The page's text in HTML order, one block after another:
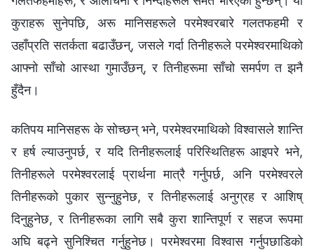
कुराहरू सुनेपछि, अरू मानिसहरूले परमेश्‍वरबारे गलतफहमी र
उहाँप्रति सतर्कता बढाउँछन्, जसले गर्दा तिनीहरूले परमेश्‍वरमाथिको
आफ्नो साँचो आस्था गुमाउँछन्, र तिनीहरूमा साँचो समर्पण त झनै
हुँदैन।
कतिपय मानिसहरू के सोच्छन् भने, परमेश्‍वरमाथिको विश्‍वासले शान्ति
र हर्ष ल्याउनुपर्छ, र यदि तिनीहरूलाई परिस्थितिहरू आइपरे भने,
तिनीहरूले परमेश्‍वरलाई प्रार्थना मात्रै गर्नुपर्छ, अनि परमेश्‍वरले
तिनीहरूको पुकार सुन्‍नुहुनेछ, र तिनीहरूलाई अनुग्रह र आशिष्
दिनुहुनेछ, र तिनीहरूका लागि सबै कुरा शान्तिपूर्ण र सहज रूपमा
अघि बढ्ने सुनिश्‍चित गर्नुहुनेछ। परमेश्‍वरमा विश्‍वास गर्नुपछाडिको